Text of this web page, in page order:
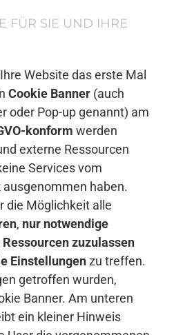
FÜR SIE UND IHRE
Website das erste Mal
Cookie Banner (auch
oder Pop-up genannt) am
konform werden
externe Ressourcen
Services vom
haben.
die Möglichkeit alle
, nur notwendige
zuzulassen
Einstellungenzu treffen.
getroffen wurden,
Banner. Am unteren
ein kleiner Hinweis